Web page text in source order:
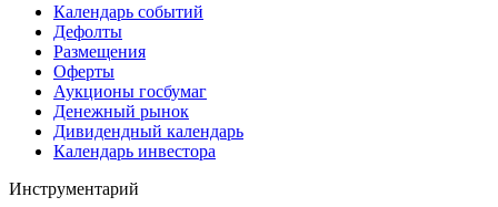
Календарь событий
Дефолты
Размещения
Оферты
Аукционы госбумаг
Денежный рынок
Дивидендный календарь
Календарь инвестора
Инструментарий